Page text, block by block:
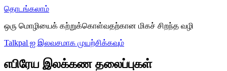
தொடங்கலாம்
ஒரு மொழியைக் கற்றுக்கொள்வதற்கான மிகச் சிறந்த வழி
Talkpal ஐ இலவசமாக முயற்சிக்கவும்
எபிரேய இலக்கண தலைப்புகள்